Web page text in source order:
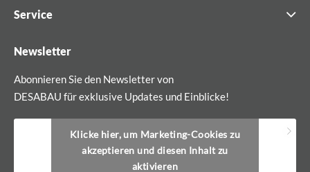
Service
Newsletter
Abonnieren Sie den Newsletter von
DESABAU für exklusive Updates und Einblicke!
Klicke hier, um Marketing-Cookies zu
akzeptieren und diesen Inhalt zu
aktivieren